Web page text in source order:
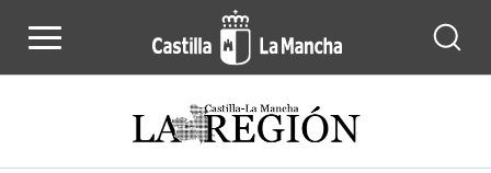
Noticias de la región de Castilla-La